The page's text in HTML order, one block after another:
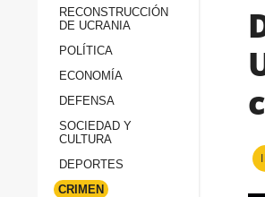
TODAS LAS
Reconstrucción de
RECONSTRUCCIÓN
DE UCRANIA
POLÍTICA
ECONOMÍA
DEFENSA
SOCIEDAD Y
CULTURA
DEPORTES
CRIMEN